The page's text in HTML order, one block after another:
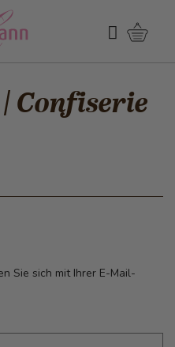
Suchen
Confiserie
Sie sich mit Ihrer E-Mail-